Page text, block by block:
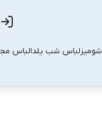
شومیزلباس شب یلدالباس